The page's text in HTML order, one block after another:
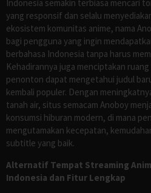
Indonesia semakin terbiasa mencari
yang responsif dan selalu
ekosistem komunitas anime, nama
bagi pengguna yang ingin
berbahasa Indonesia tanpa harus
Kehadirannya juga menciptakan
penonton dapat mengetahui judul
kembali populer. Dengan
tanah air, situs semacam Anoboy
konsumsi hiburan modern, di mana
mengutamakan kecepatan,
subtitle yang baik.
Alternatif Tempat Streaming
Indonesia dan Fitur Lengkap